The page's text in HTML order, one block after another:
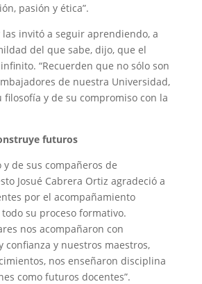
pasión y ética”.
las invitó a seguir aprendiendo, a
del que sabe, dijo, que el
“Recuerden que no sólo son
de nuestra Universidad,
filosofía y de su compromiso con la
futuros
de sus compañeros de
Josué Cabrera Ortiz agradeció a
por el acompañamiento
su proceso formativo.
nos acompañaron con
confianza y nuestros maestros,
nos enseñaron disciplina
como futuros docentes”.